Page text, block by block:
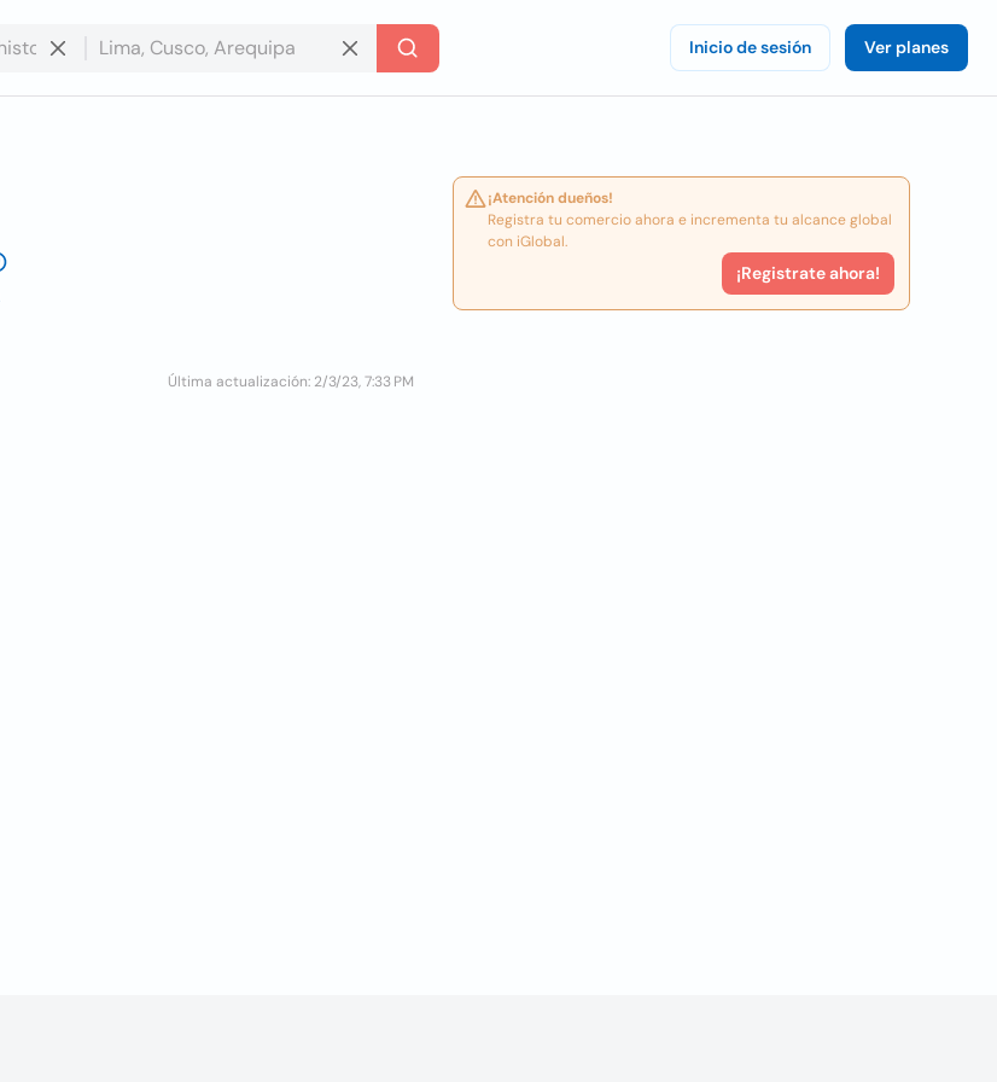
Inicio de sesión Ver planes
Última actualización: 2/3/23, 7:33 PM
¡Atención dueños!
Registra tu comercio ahora e incrementa tu alcance global
con iGlobal.
¡Registrate ahora!